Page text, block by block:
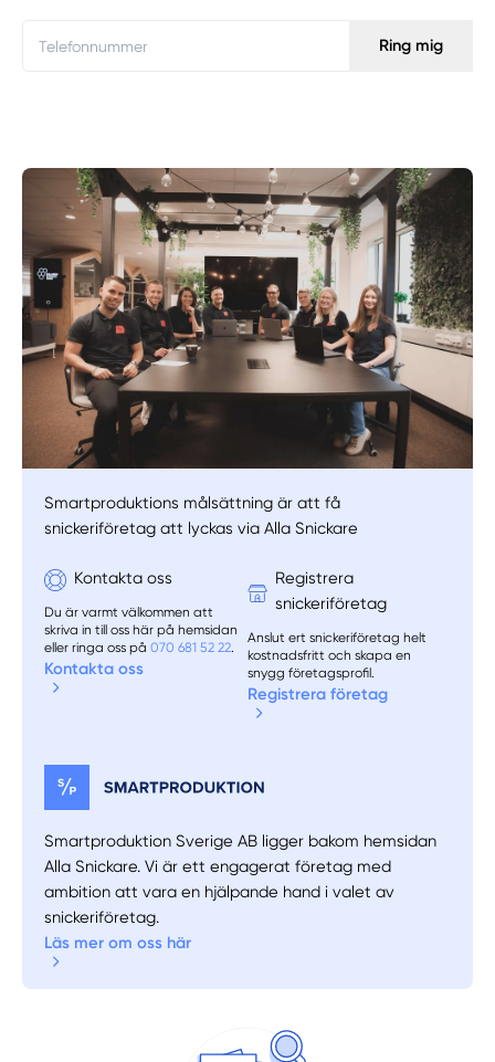
Ring mig
Smartproduktions målsättning är att få
snickeriföretag att lyckas via Alla Snickare
Kontakta oss
Du är varmt välkommen att
skriva in till oss här på hemsidan
eller ringa oss på070 681 52 22.
Kontakta oss
Registrera
snickeriföretag
Anslut ert snickeriföretag helt
kostnadsfritt och skapa en
snygg företagsprofil.
Registrera företag
Smartproduktion Sverige AB ligger bakom hemsidan
Alla Snickare. Vi är ett engagerat företag med
ambition att vara en hjälpande hand i valet av
snickeriföretag.
Läs mer om oss här